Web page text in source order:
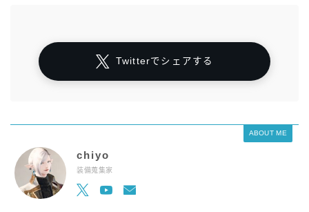
Twitterでシェアする
ABOUT ME
chiyo
装備蒐集家